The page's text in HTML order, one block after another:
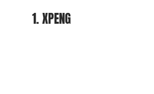
1. XPENG